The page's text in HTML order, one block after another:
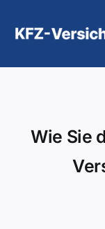
Inhalt
Hilfe und
Wie Sie